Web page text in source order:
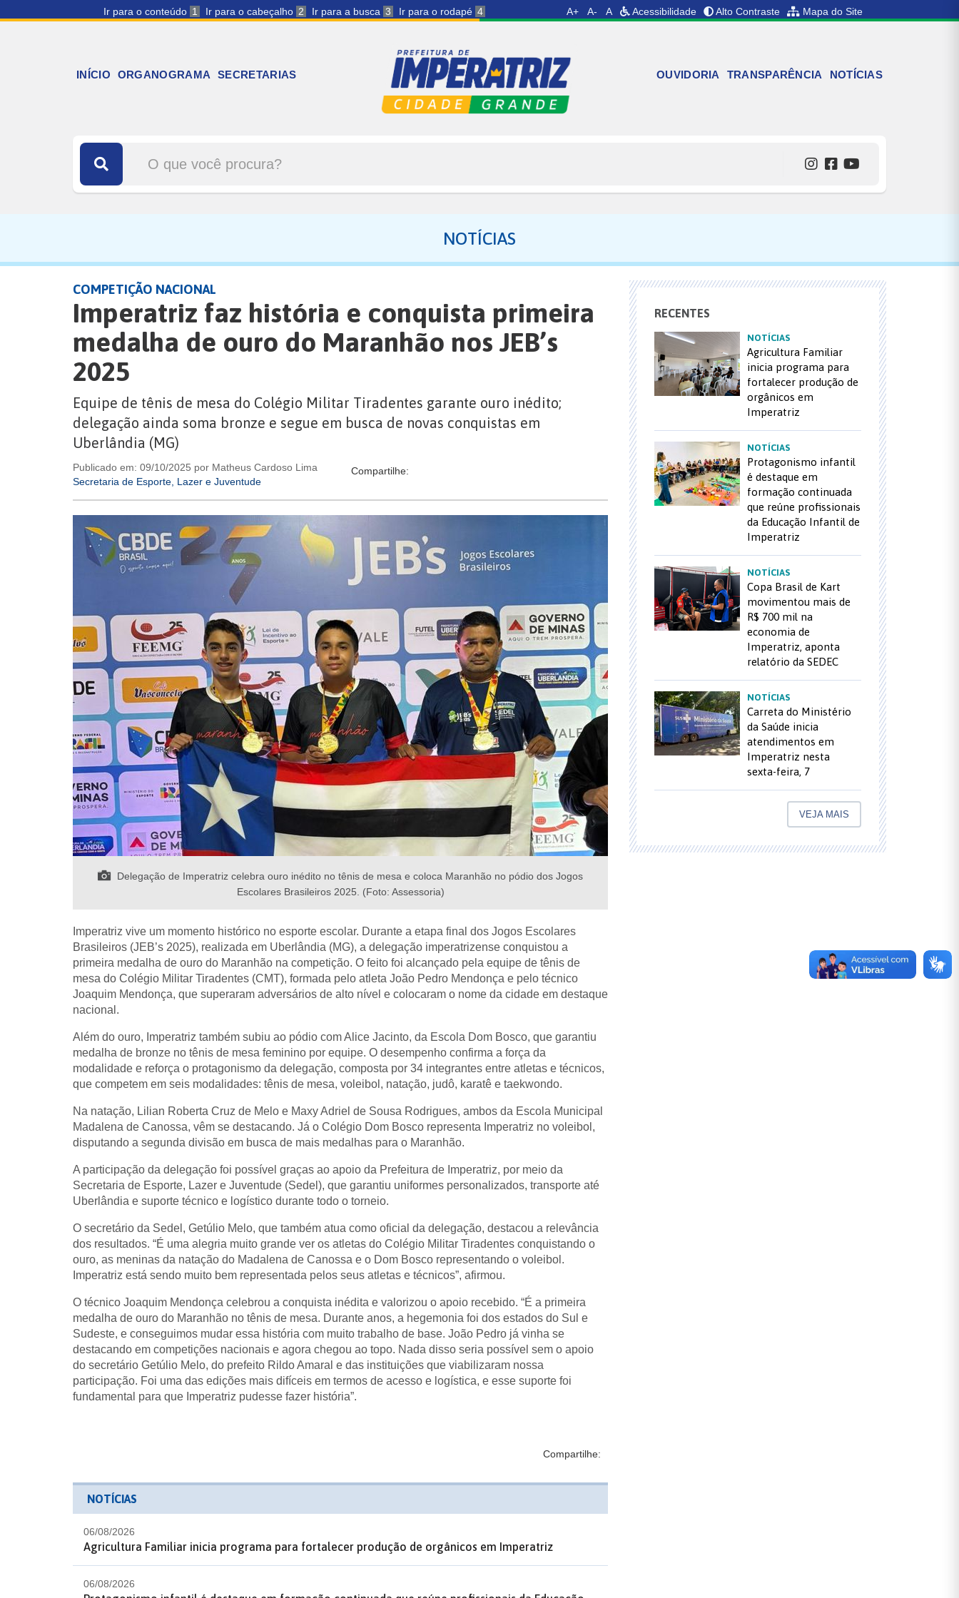
Ir para o conteúdo 1 Ir para o cabeçalho 2 Ir para a busca 3 Ir para o rodapé 4 A+ A- A Acessibilidade Alto Contraste Mapa do Site
INÍCIO ORGANOGRAMA SECRETARIAS OUVIDORIA TRANSPARÊNCIA NOTÍCIAS
NOTÍCIAS
COMPETIÇÃO NACIONAL
Imperatriz faz história e conquista primeira
medalha de ouro do Maranhão nos JEB’s
2025
Equipe de tênis de mesa do Colégio Militar Tiradentes garante ouro inédito;
delegação ainda soma bronze e segue em busca de novas conquistas em
Uberlândia (MG)
Publicado em: 09/10/2025 por Matheus Cardoso Lima
Secretaria de Esporte, Lazer e Juventude
Compartilhe:
Delegação de Imperatriz celebra ouro inédito no tênis de mesa e coloca Maranhão no pódio dos Jogos
Escolares Brasileiros 2025. (Foto: Assessoria)
Imperatriz vive um momento histórico no esporte escolar. Durante a etapa final dos Jogos Escolares
Brasileiros (JEB’s 2025), realizada em Uberlândia (MG), a delegação imperatrizense conquistou a
primeira medalha de ouro do Maranhão na competição. O feito foi alcançado pela equipe de tênis de
mesa do Colégio Militar Tiradentes (CMT), formada pelo atleta João Pedro Mendonça e pelo técnico
Joaquim Mendonça, que superaram adversários de alto nível e colocaram o nome da cidade em destaque
nacional.
Além do ouro, Imperatriz também subiu ao pódio com Alice Jacinto, da Escola Dom Bosco, que garantiu
medalha de bronze no tênis de mesa feminino por equipe. O desempenho confirma a força da
modalidade e reforça o protagonismo da delegação, composta por 34 integrantes entre atletas e técnicos,
que competem em seis modalidades: tênis de mesa, voleibol, natação, judô, karatê e taekwondo.
Na natação, Lilian Roberta Cruz de Melo e Maxy Adriel de Sousa Rodrigues, ambos da Escola Municipal
Madalena de Canossa, vêm se destacando. Já o Colégio Dom Bosco representa Imperatriz no voleibol,
disputando a segunda divisão em busca de mais medalhas para o Maranhão.
A participação da delegação foi possível graças ao apoio da Prefeitura de Imperatriz, por meio da
Secretaria de Esporte, Lazer e Juventude (Sedel), que garantiu uniformes personalizados, transporte até
Uberlândia e suporte técnico e logístico durante todo o torneio.
O secretário da Sedel, Getúlio Melo, que também atua como oficial da delegação, destacou a relevância
dos resultados. “É uma alegria muito grande ver os atletas do Colégio Militar Tiradentes conquistando o
ouro, as meninas da natação do Madalena de Canossa e o Dom Bosco representando o voleibol.
Imperatriz está sendo muito bem representada pelos seus atletas e técnicos”, afirmou.
O técnico Joaquim Mendonça celebrou a conquista inédita e valorizou o apoio recebido. “É a primeira
medalha de ouro do Maranhão no tênis de mesa. Durante anos, a hegemonia foi dos estados do Sul e
Sudeste, e conseguimos mudar essa história com muito trabalho de base. João Pedro já vinha se
destacando em competições nacionais e agora chegou ao topo. Nada disso seria possível sem o apoio
do secretário Getúlio Melo, do prefeito Rildo Amaral e das instituições que viabilizaram nossa
participação. Foi uma das edições mais difíceis em termos de acesso e logística, e esse suporte foi
fundamental para que Imperatriz pudesse fazer história”.
Compartilhe:
NOTÍCIAS
06/08/2026
Agricultura Familiar inicia programa para fortalecer produção de orgânicos em Imperatriz
06/08/2026
RECENTES
NOTÍCIAS
Agricultura Familiar
inicia programa para
fortalecer produção de
orgânicos em
Imperatriz
NOTÍCIAS
Protagonismo infantil
é destaque em
formação continuada
que reúne profissionais
da Educação Infantil de
Imperatriz
NOTÍCIAS
Copa Brasil de Kart
movimentou mais de
R$ 700 mil na
economia de
Imperatriz, aponta
relatório da SEDEC
NOTÍCIAS
Carreta do Ministério
da Saúde inicia
atendimentos em
Imperatriz nesta
sexta-feira, 7
VEJA MAIS